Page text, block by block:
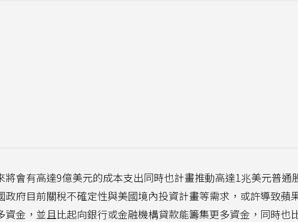
將會有高達9億美元的成本支出同時也計畫推動高達1兆美元普通
政府目前關稅不確定性與美國境內投資計畫等需求，或許導致蘋
資金，並且比起向銀行或金融機構貸款能籌集更多資金，同時也